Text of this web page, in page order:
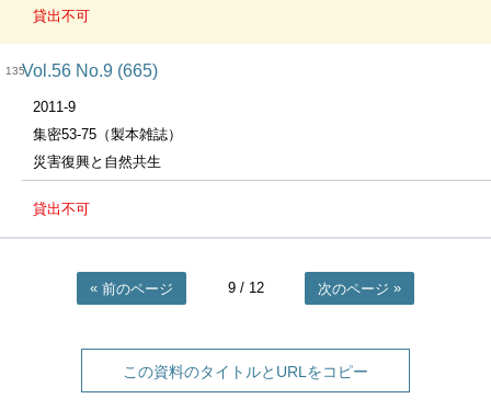
貸出不可
135Vol.56 No.9 (665)
2011-9
集密53-75（製本雑誌）
災害復興と自然共生
貸出不可
前のページ 9/ 12 次のページ
この資料のタイトルとURLをコピー